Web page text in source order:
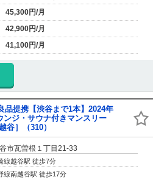
円/月
円/月
円/月
品提携【渋谷まで1本】2024年
ジ・サウナ付きマンスリー
谷］（310）
市瓦曽根１丁目21-33
線越谷駅 徒歩7分
線南越谷駅 徒歩17分